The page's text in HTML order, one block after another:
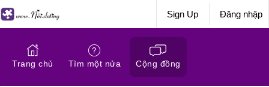
Sign Up Đăng nhập
Trang chủ Tìm một nửa Cộng đồng